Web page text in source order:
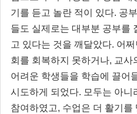
기를 듣고 놀란 적이 있다. 공
들도 실제로는 대부분 공부를
고 있다는 것을 깨달았다. 어
회를 회복하지 못하거나, 교사
어려운 학생들을 학습에 끌어
시도하게 되었다. 모두는 아니
참여하였고, 수업은 더 활기를